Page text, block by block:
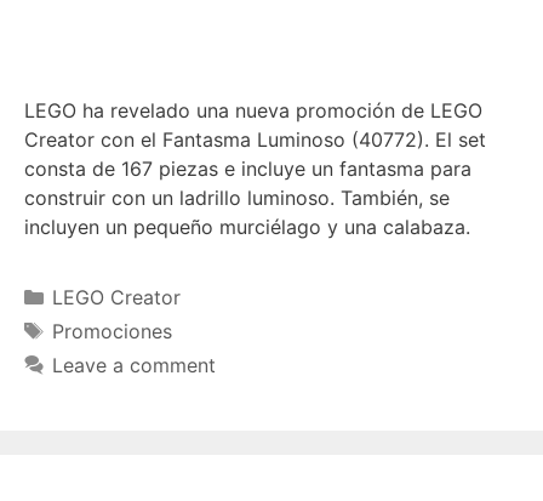
LEGO ha revelado una nueva promoción de LEGO
Creator con el Fantasma Luminoso (40772). El set
consta de 167 piezas e incluye un fantasma para
construir con un ladrillo luminoso. También, se
incluyen un pequeño murciélago y una calabaza.
Categories
LEGO Creator
Tags
Promociones
Leave a comment